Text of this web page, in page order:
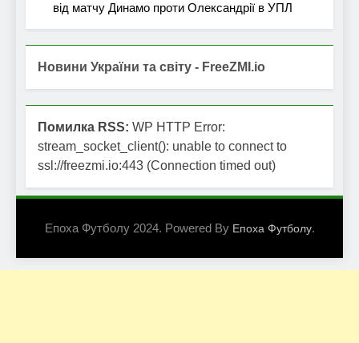
від матчу Динамо проти Олександрії в УПЛ
Новини України та світу - FreeZMI.io
Помилка RSS: WP HTTP Error:
stream_socket_client(): unable to connect to
ssl://freezmi.io:443 (Connection timed out)
Епоха Футболу 2024. Powered By Епоха Футболу.